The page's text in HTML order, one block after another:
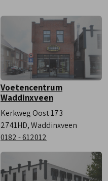
9:00 - 17:00
Voetencentrum
Waddinxveen
Kerkweg Oost 173
2741HD, Waddinxveen
0182 - 612012